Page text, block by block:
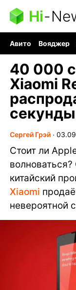
Hi-
Авито Вояджер
40 000
Xiaomi
секунды
Сергей Грэй ∙
Стоит ли
китайский
Xiaomi
невероятной